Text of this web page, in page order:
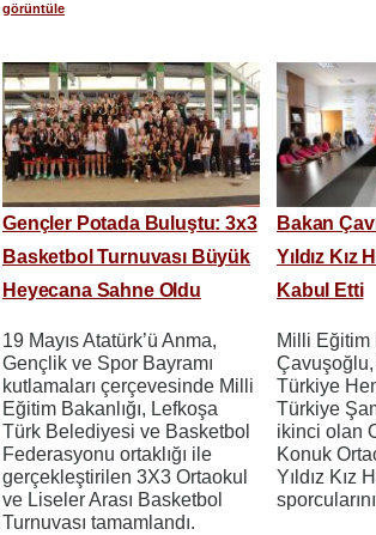
görüntüle
Gençler Potada Buluştu: 3x3
Basketbol Turnuvası Büyük
Heyecana Sahne Oldu
19 Mayıs Atatürk’ü Anma,
Gençlik ve Spor Bayramı
kutlamaları çerçevesinde Milli
Eğitim Bakanlığı, Lefkoşa
Türk Belediyesi ve Basketbol
Federasyonu ortaklığı ile
gerçekleştirilen 3X3 Ortaokul
ve Liseler Arası Basketbol
Turnuvası tamamlandı.
Bakan
Yıldız Kız
Kabul Etti
Milli Eğitim
Türkiye
Türkiye
ikinci olan
Konuk
Yıldız Kız